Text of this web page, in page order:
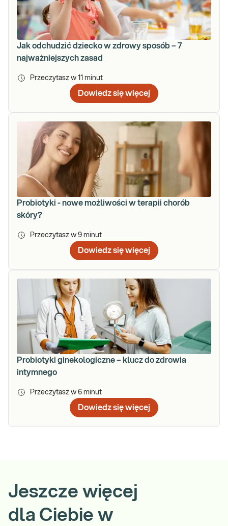
Jak odchudzić dziecko w zdrowy sposób – 7
najważniejszych zasad
Przeczytasz w 11 minut
Dowiedz się więcej
Probiotyki - nowe możliwości w terapii chorób
skóry?
Przeczytasz w 9 minut
Dowiedz się więcej
Probiotyki ginekologiczne – klucz do zdrowia
intymnego
Przeczytasz w 6 minut
Dowiedz się więcej
Jeszcze więcej
dla Ciebie w